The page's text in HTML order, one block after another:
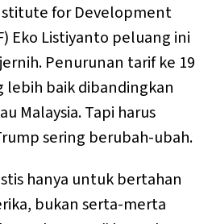
for Development
Eko Listiyanto peluang ini
Penurunan tarif ke 19
lebih baik dibandingkan
Malaysia. Tapi harus
sering berubah-ubah.
hanya untuk bertahan
bukan serta-merta